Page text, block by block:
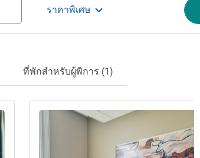
ราคาพิเศษ
ที่พักสำหรับผู้พิการ (1)
ดูรายละเอียด